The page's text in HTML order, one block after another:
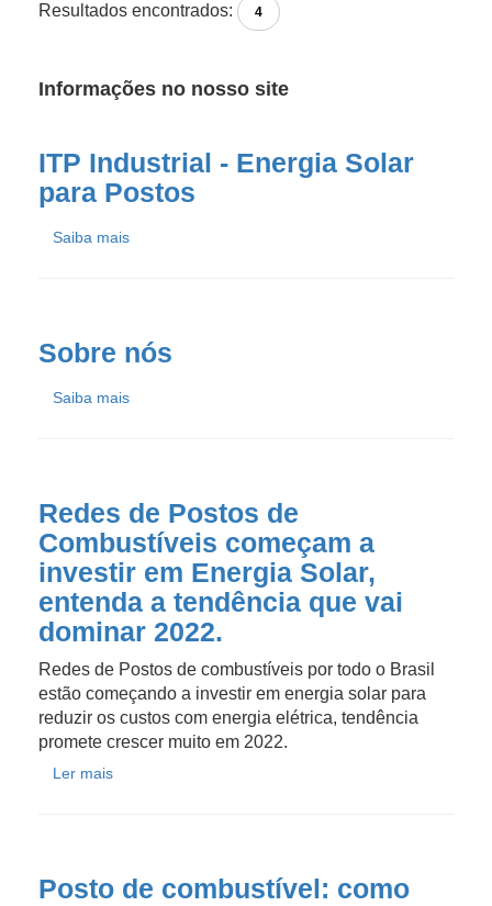
Resultados encontrados: 4
Informações no nosso site
ITP Industrial - Energia Solar
para Postos
Saiba mais
Sobre nós
Saiba mais
Redes de Postos de
Combustíveis começam a
investir em Energia Solar,
entenda a tendência que vai
dominar 2022.
Redes de Postos de combustíveis por todo o Brasil
estão começando a investir em energia solar para
reduzir os custos com energia elétrica, tendência
promete crescer muito em 2022.
Ler mais
Posto de combustível: como